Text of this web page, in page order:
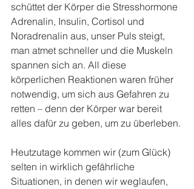
schüttet der Körper die Stresshormone
Adrenalin, Insulin, Cortisol und
Noradrenalin aus, unser Puls steigt,
man atmet schneller und die Muskeln
spannen sich an. All diese
körperlichen Reaktionen waren früher
notwendig, um sich aus Gefahren zu
retten – denn der Körper war bereit
alles dafür zu geben, um zu überleben.
Heutzutage kommen wir (zum Glück)
selten in wirklich gefährliche
Situationen, in denen wir weglaufen,